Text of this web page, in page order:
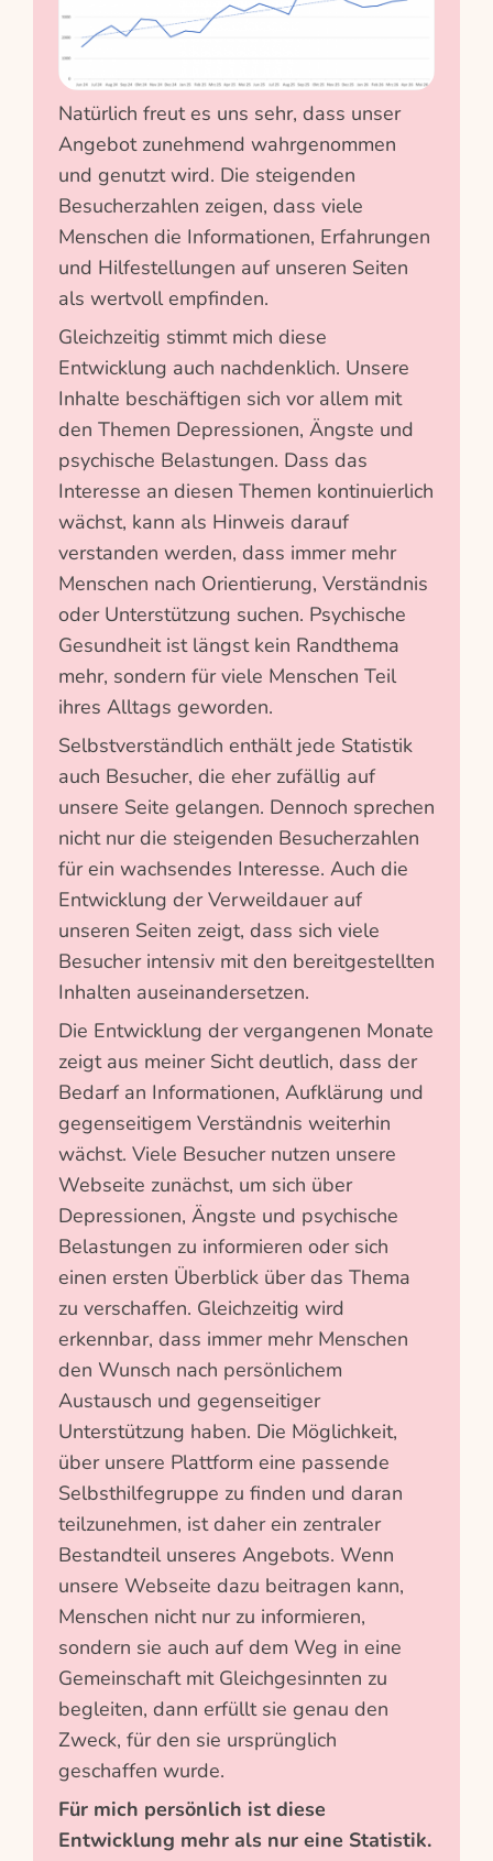
Natürlich freut es uns sehr, dass unser
Angebot zunehmend wahrgenommen
und genutzt wird. Die steigenden
Besucherzahlen zeigen, dass viele
Menschen die Informationen, Erfahrungen
und Hilfestellungen auf unseren Seiten
als wertvoll empfinden.
Gleichzeitig stimmt mich diese
Entwicklung auch nachdenklich. Unsere
Inhalte beschäftigen sich vor allem mit
den Themen Depressionen, Ängste und
psychische Belastungen. Dass das
Interesse an diesen Themen kontinuierlich
wächst, kann als Hinweis darauf
verstanden werden, dass immer mehr
Menschen nach Orientierung, Verständnis
oder Unterstützung suchen. Psychische
Gesundheit ist längst kein Randthema
mehr, sondern für viele Menschen Teil
ihres Alltags geworden.
Selbstverständlich enthält jede Statistik
auch Besucher, die eher zufällig auf
unsere Seite gelangen. Dennoch sprechen
nicht nur die steigenden Besucherzahlen
für ein wachsendes Interesse. Auch die
Entwicklung der Verweildauer auf
unseren Seiten zeigt, dass sich viele
Besucher intensiv mit den bereitgestellten
Inhalten auseinandersetzen.
Die Entwicklung der vergangenen Monate
zeigt aus meiner Sicht deutlich, dass der
Bedarf an Informationen, Aufklärung und
gegenseitigem Verständnis weiterhin
wächst. Viele Besucher nutzen unsere
Webseite zunächst, um sich über
Depressionen, Ängste und psychische
Belastungen zu informieren oder sich
einen ersten Überblick über das Thema
zu verschaffen. Gleichzeitig wird
erkennbar, dass immer mehr Menschen
den Wunsch nach persönlichem
Austausch und gegenseitiger
Unterstützung haben. Die Möglichkeit,
über unsere Plattform eine passende
Selbsthilfegruppe zu finden und daran
teilzunehmen, ist daher ein zentraler
Bestandteil unseres Angebots. Wenn
unsere Webseite dazu beitragen kann,
Menschen nicht nur zu informieren,
sondern sie auch auf dem Weg in eine
Gemeinschaft mit Gleichgesinnten zu
begleiten, dann erfüllt sie genau den
Zweck, für den sie ursprünglich
geschaffen wurde.
Für mich persönlich ist diese
Entwicklung mehr als nur eine Statistik.